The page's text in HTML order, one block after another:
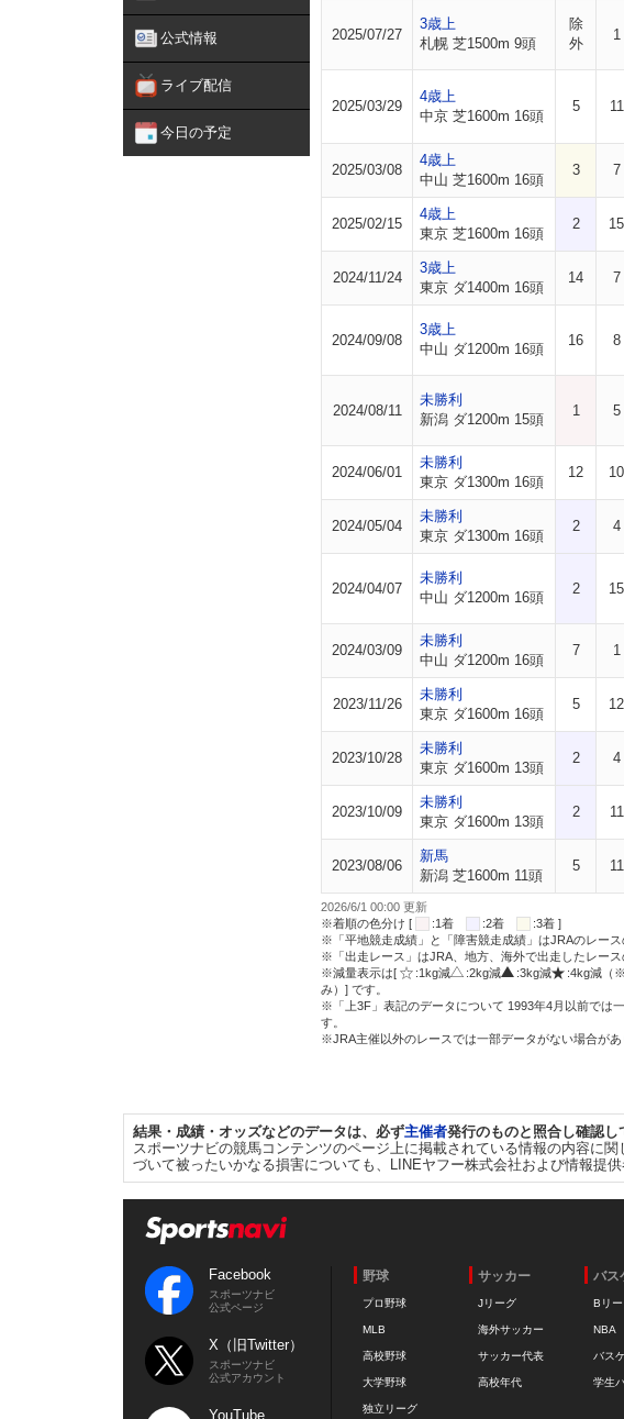
公式情報
ライブ配信
今日の予定
2025/07/27
3歳上
札幌 芝1500m 9頭
除
外
1
2025/03/29
4歳上
中京 芝1600m 16頭
5 11
2025/03/08
4歳上
中山 芝1600m 16頭
3 7
2025/02/15
4歳上
東京 芝1600m 16頭
2 15
2024/11/24
3歳上
東京 ダ1400m 16頭
14 7
2024/09/08
3歳上
中山 ダ1200m 16頭
16 8
2024/08/11
未勝利
新潟 ダ1200m 15頭
1 5
2024/06/01
未勝利
東京 ダ1300m 16頭
12 10
2024/05/04
未勝利
東京 ダ1300m 16頭
2 4
2024/04/07
未勝利
中山 ダ1200m 16頭
2 15
2024/03/09
未勝利
中山 ダ1200m 16頭
7 1
2023/11/26
未勝利
東京 ダ1600m 16頭
5 12
2023/10/28
未勝利
東京 ダ1600m 13頭
2 4
2023/10/09
未勝利
東京 ダ1600m 13頭
2 11
2023/08/06
新馬
新潟 芝1600m 11頭
5 11
2026/6/1 00:00 更新
※着順の色分け [
:1着 :2着
:3着 ]
※「平地競走成績」と「障害競走成績」はJRAのレース
※「出走レース」はJRA、地方、海外で出走したレース
※減量表示は[
:1kg減 :2kg減 :3kg減 :4kg減（※
み）] です。
※「上3F」表記のデータについて 1993年4月以前では
す。
※JRA主催以外のレースでは一部データがない場合があ
結果・成績・オッズなどのデータは、必ず主催者発行のものと照合し確認し
スポーツナビの競馬コンテンツのページ上に掲載されている情報の内容に
づいて被ったいかなる損害についても、LINEヤフー株式会社および情報提供
Facebook
スポーツナビ
公式ページ
X（旧Twitter）
スポーツナビ
公式アカウント
YouTube
野球
プロ野球
MLB
高校野球
大学野球
独立リーグ
サッカー
Jリーグ
海外サッカー
サッカー代表
高校年代
バス
Bリ
NBA
バス
学生